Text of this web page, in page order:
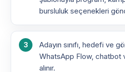
bursluluk seçenekleri
Adayın sınıfı, hedefi ve
WhatsApp Flow, chatbot
alınır.